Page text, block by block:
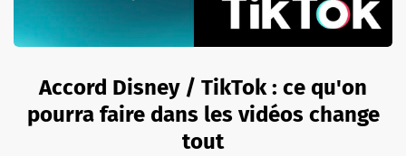
Accord Disney / TikTok : ce qu'on
pourra faire dans les vidéos change
tout